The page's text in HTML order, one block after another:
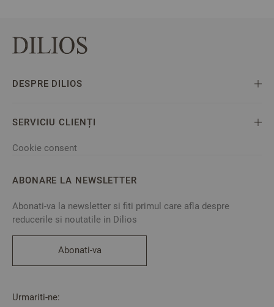
DESPRE DILIOS
SERVICIU CLIENȚI
Cookie consent
ABONARE LA NEWSLETTER
Abonati-va la newsletter si fiti primul care afla despre
reducerile si noutatile in Dilios
Abonati-va
Urmariti-ne: